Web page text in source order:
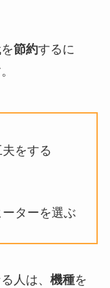
節約するに
をする
ターを選ぶ
人は、 機種を